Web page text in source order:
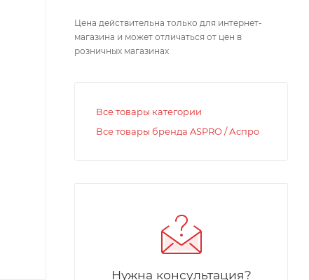
Цена действительна только для интернет-
магазина и может отличаться от цен в
розничных магазинах
Все товары категории
Все товары бренда ASPRO / Аспро
Нужна консультация?